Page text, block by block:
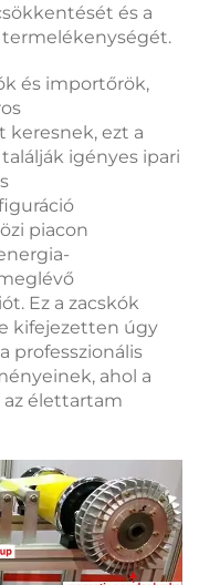
és a
és importőrök,
keresnek, ezt a
igényes ipari
piacon
Ez a zacskók
kifejezetten úgy
professzionális
ahol a
az élettartam